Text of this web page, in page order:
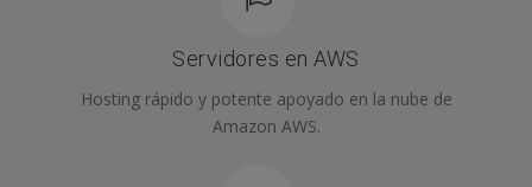
Servidores en AWS
Hosting rápido y potente apoyado en la nube de
Amazon AWS.